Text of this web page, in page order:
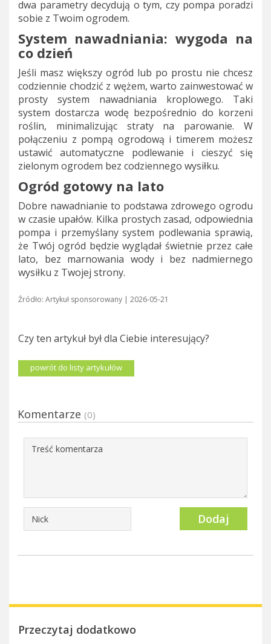
dwa parametry decydują o tym, czy pompa poradzi
sobie z Twoim ogrodem.
System nawadniania: wygoda na
co dzień
Jeśli masz większy ogród lub po prostu nie chcesz
codziennie chodzić z wężem, warto zainwestować w
prosty system nawadniania kroplowego. Taki
system dostarcza wodę bezpośrednio do korzeni
roślin, minimalizując straty na parowanie. W
połączeniu z pompą ogrodową i timerem możesz
ustawić automatyczne podlewanie i cieszyć się
zielonym ogrodem bez codziennego wysiłku.
Ogród gotowy na lato
Dobre nawadnianie to podstawa zdrowego ogrodu
w czasie upałów. Kilka prostych zasad, odpowiednia
pompa i przemyślany system podlewania sprawią,
że Twój ogród będzie wyglądał świetnie przez całe
lato, bez marnowania wody i bez nadmiernego
wysiłku z Twojej strony.
Źródło: Artykuł sponsorowany | 2026-05-21
Czy ten artykuł był dla Ciebie interesujący?
powrót do listy artykułów
Komentarze (0)
Dodaj
Przeczytaj dodatkowo